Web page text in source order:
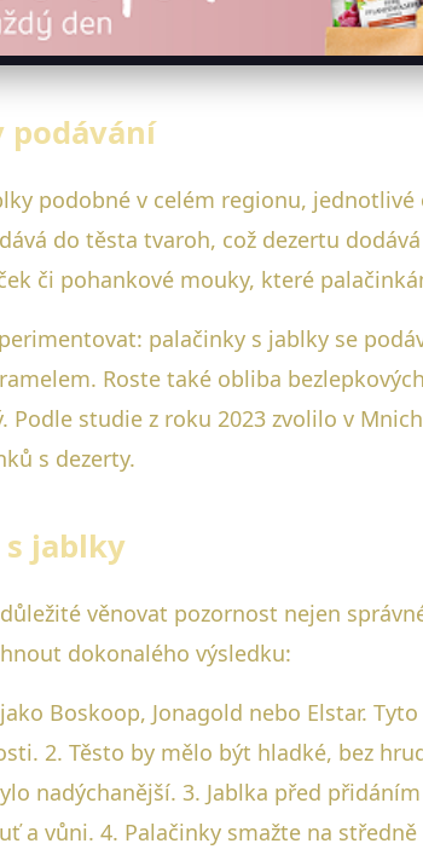
podávání
podobné v celém regionu,
do těsta tvaroh, což dezertu
či pohankové mouky, které
palačinky s jablky se
Roste také obliba
studie z roku 2023 zvolilo v
s dezerty.
jablky
věnovat pozornost nejen
dokonalého výsledku:
Boskoop, Jonagold nebo Elstar.
2. Těsto by mělo být hladké, bez
nadýchanější. 3. Jablka před
a vůni. 4. Palačinky smažte na